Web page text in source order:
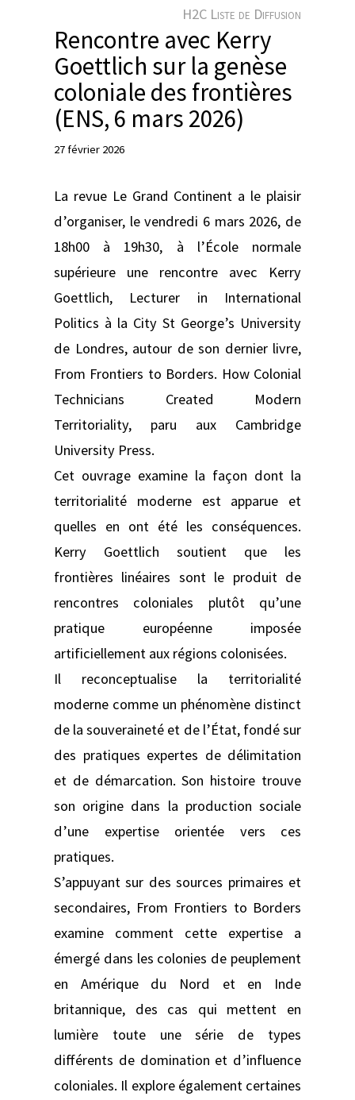
H2C Liste de Diffusion
Rencontre avec Kerry
Goettlich sur la genèse
coloniale des frontières
(ENS, 6 mars 2026)
27 février 2026
La revue Le Grand Continent a le plaisir
d’organiser, le vendredi 6 mars 2026, de
18h00 à 19h30, à l’École normale
supérieure une rencontre avec Kerry
Goettlich, Lecturer in International
Politics à la City St George’s University
de Londres, autour de son dernier livre,
From Frontiers to Borders. How Colonial
Technicians Created Modern
Territoriality, paru aux Cambridge
University Press.
Cet ouvrage examine la façon dont la
territorialité moderne est apparue et
quelles en ont été les conséquences.
Kerry Goettlich soutient que les
frontières linéaires sont le produit de
rencontres coloniales plutôt qu’une
pratique européenne imposée
artificiellement aux régions colonisées.
Il reconceptualise la territorialité
moderne comme un phénomène distinct
de la souveraineté et de l’État, fondé sur
des pratiques expertes de délimitation
et de démarcation. Son histoire trouve
son origine dans la production sociale
d’une expertise orientée vers ces
pratiques.
S’appuyant sur des sources primaires et
secondaires, From Frontiers to Borders
examine comment cette expertise a
émergé dans les colonies de peuplement
en Amérique du Nord et en Inde
britannique, des cas qui mettent en
lumière toute une série de types
différents de domination et d’influence
coloniales. Il explore également certaines